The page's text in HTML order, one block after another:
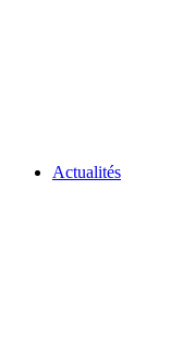
Actualités